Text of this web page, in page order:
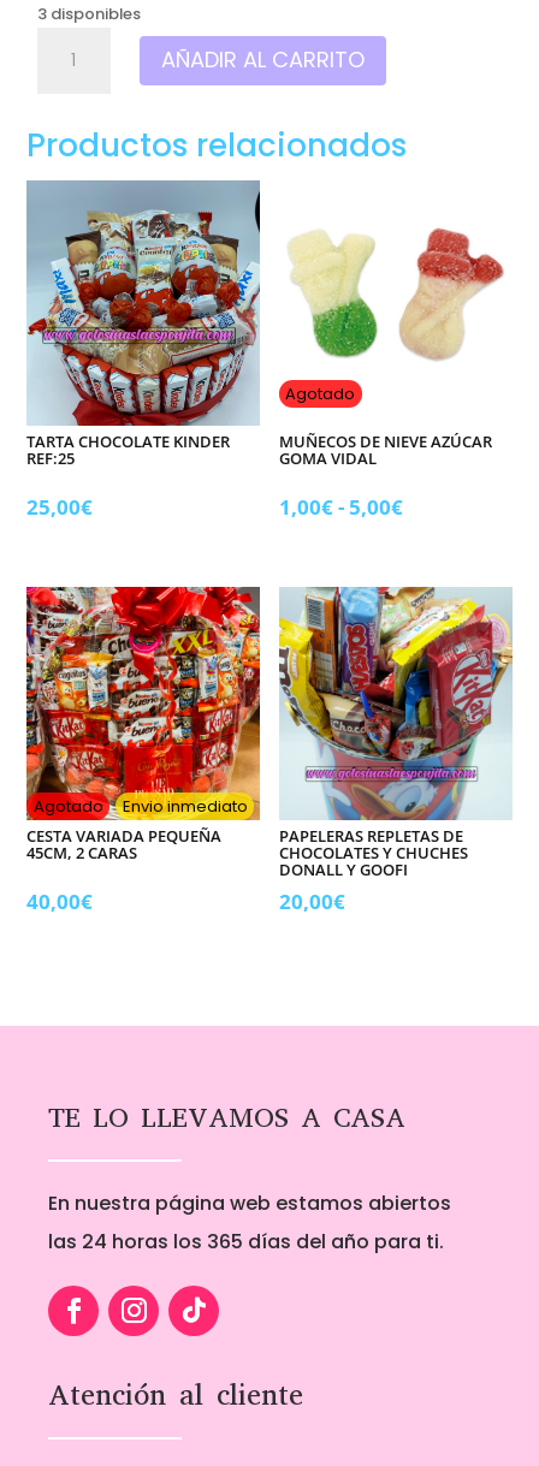
3 disponibles
dulcero
Relleno
100
mini
kinder
bueno.
cantidad
AÑADIR AL CARRITO
Productos relacionados
TARTA CHOCOLATE KINDER
REF:25
25,00€
Agotado
MUÑECOS DE NIEVE AZÚCAR
GOMA VIDAL
1,00€-5,00€Rango
desde
1,00€
hasta
5,00€
Agotado Envio inmediato
CESTA VARIADA PEQUEÑA
45CM, 2 CARAS
40,00€
PAPELERAS REPLETAS DE
CHOCOLATES Y CHUCHES
DONALL Y GOOFI
20,00€
TE LO LLEVAMOS A CASA
En nuestra página web estamos abiertos
las 24 horas los 365 días del año para ti.
Atención al cliente